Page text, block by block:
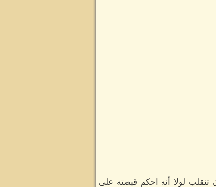
لولا أنه احكم قبضته على